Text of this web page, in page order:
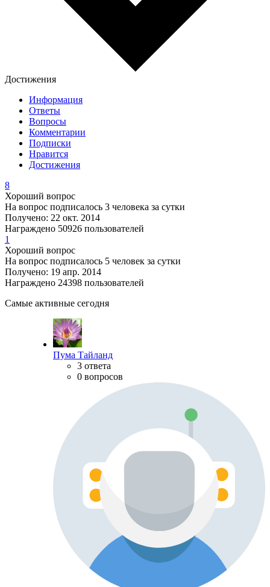
Достижения
Информация
Ответы
Вопросы
Комментарии
Подписки
Нравится
Достижения
8
Хороший вопрос
На вопрос подписалось 3 человека за сутки
Получено: 22 окт. 2014
Награждено 50926 пользователей
1
Хороший вопрос
На вопрос подписалось 5 человек за сутки
Получено: 19 апр. 2014
Награждено 24398 пользователей
Самые активные сегодня
Пума Тайланд
3 ответа
0 вопросов